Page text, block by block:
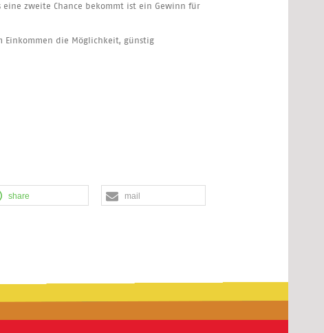
zweite Chance bekommt ist ein Gewinn für
Einkommen die Möglichkeit, günstig
share mail